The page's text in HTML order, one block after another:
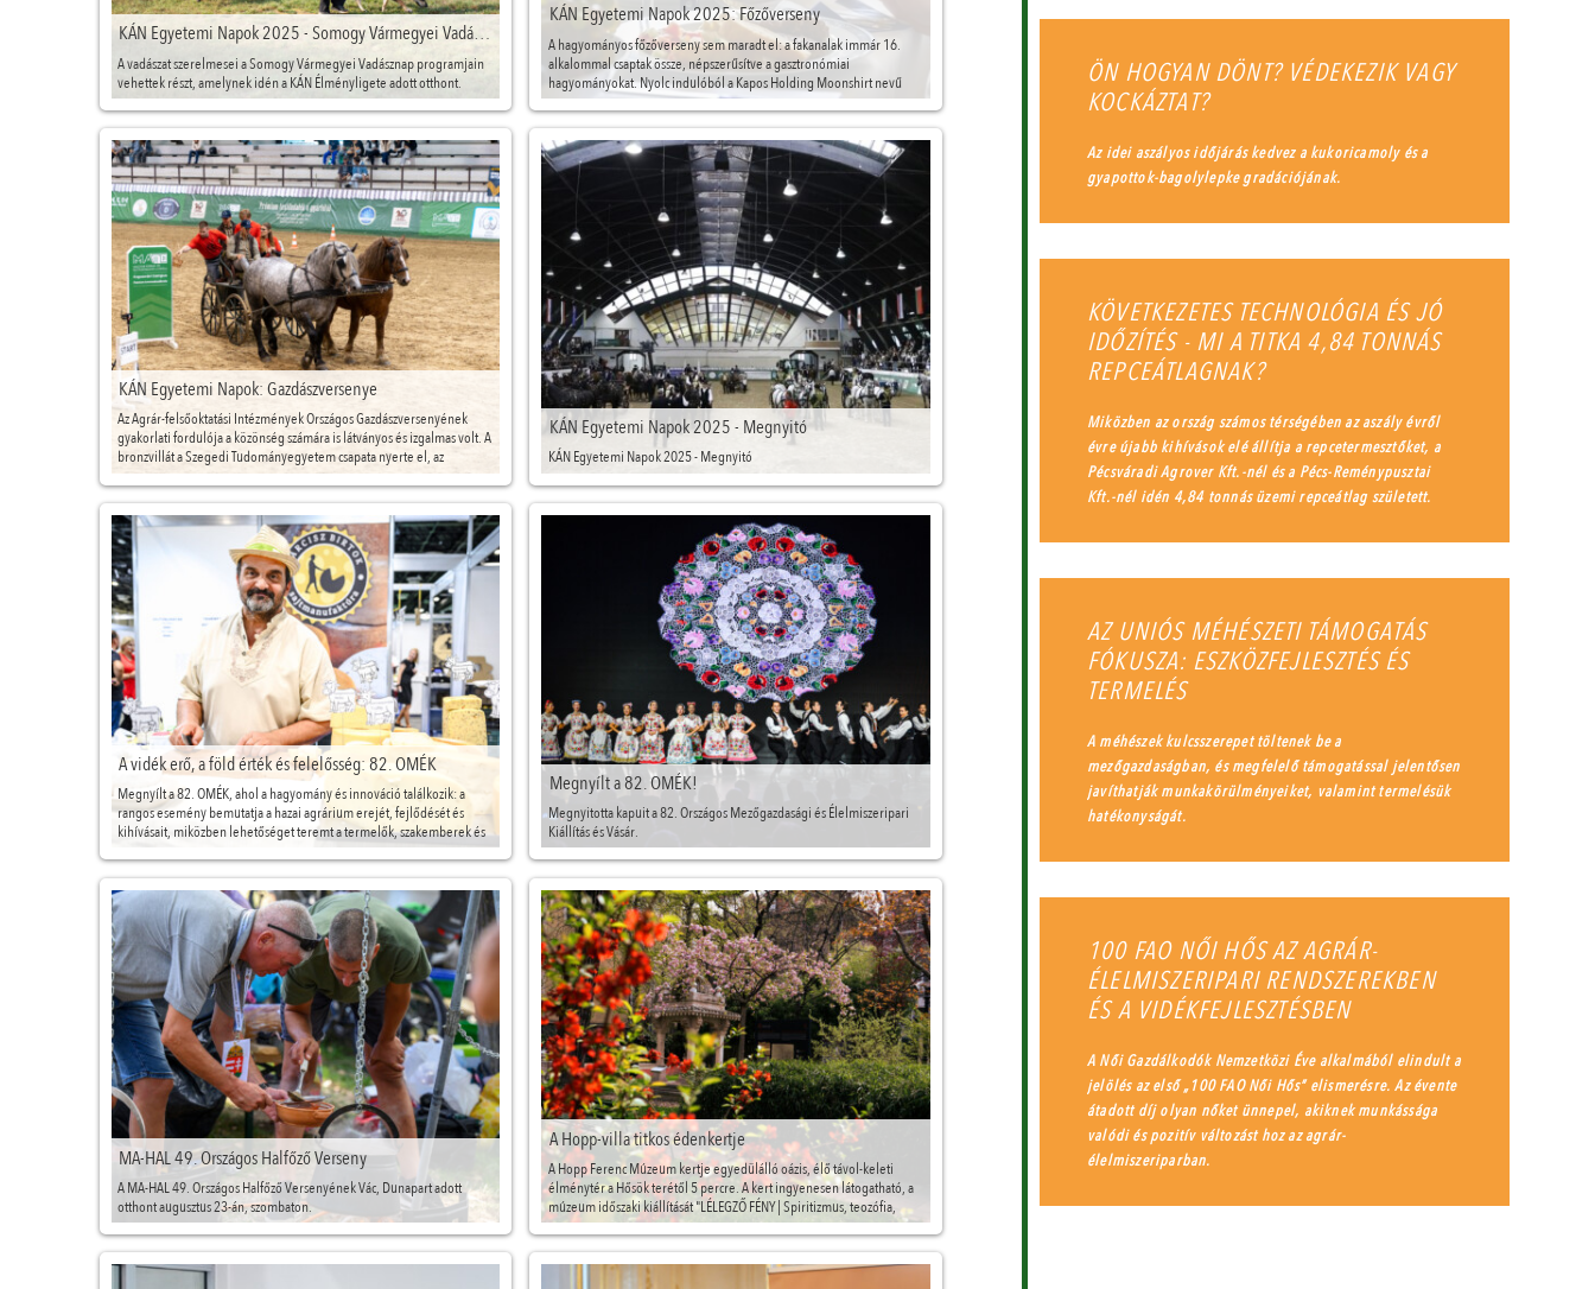
KÁN Egyetemi Napok 2025 - Somogy Vármegyei Vadásznap
A vadászat szerelmesei a Somogy Vármegyei Vadásznap programjain
vehettek részt, amelynek idén a KÁN Élményligete adott otthont.
KÁN Egyetemi Napok 2025: Főzőverseny
A hagyományos főzőverseny sem maradt el: a fakanalak immár 16.
alkalommal csaptak össze, népszerűsítve a gasztronómiai
hagyományokat. Nyolc indulóból a Kapos Holding Moonshirt nevű
szakmai csapata nyerte az idei KÁN főzőversenyét, akik a marhagulyás
után felszolgálták ez első helyezést érő aduászukat, a banánba tekert
steaket.
KÁN Egyetemi Napok: Gazdászversenye
Az Agrár-felsőoktatási Intézmények Országos Gazdászversenyének
gyakorlati fordulója a közönség számára is látványos és izgalmas volt. A
bronzvillát a Szegedi Tudományegyetem csapata nyerte el, az
ezüstvillát a MATE Georgikon Campus csapata, míg az aranyvilla –
immár harmadik éve – a MATE Szent István Campushoz került.
KÁN Egyetemi Napok 2025 - Megnyitó
KÁN Egyetemi Napok 2025 - Megnyitó
A vidék erő, a föld érték és felelősség: 82. OMÉK
Megnyílt a 82. OMÉK, ahol a hagyomány és innováció találkozik: a
rangos esemény bemutatja a hazai agrárium erejét, fejlődését és
kihívásait, miközben lehetőséget teremt a termelők, szakemberek és
Megnyílt a 82. OMÉK!
Megnyitotta kapuit a 82. Országos Mezőgazdasági és Élelmiszeripari
Kiállítás és Vásár.
MA-HAL 49. Országos Halfőző Verseny
A MA-HAL 49. Országos Halfőző Versenyének Vác, Dunapart adott
otthont augusztus 23-án, szombaton.
A Hopp-villa titkos édenkertje
A Hopp Ferenc Múzeum kertje egyedülálló oázis, élő távol-keleti
élménytér a Hősök terétől 5 percre. A kert ingyenesen látogatható, a
múzeum időszaki kiállítását "LÉLEGZŐ FÉNY | Spiritizmus, teozófia,
buddhizmus" címmel áprilisban nyitották meg.
ÖN HOGYAN DÖNT? VÉDEKEZIK VAGY
KOCKÁZTAT?
Az idei aszályos időjárás kedvez a kukoricamoly és a
gyapottok-bagolylepke gradációjának.
KÖVETKEZETES TECHNOLÓGIA ÉS JÓ
IDŐZÍTÉS - MI A TITKA 4,84 TONNÁS
REPCEÁTLAGNAK?
Miközben az ország számos térségében az aszály évről
évre újabb kihívások elé állítja a repcetermesztőket, a
Pécsváradi Agrover Kft.-nél és a Pécs-Reménypusztai
Kft.-nél idén 4,84 tonnás üzemi repceátlag született.
AZ UNIÓS MÉHÉSZETI TÁMOGATÁS
FÓKUSZA: ESZKÖZFEJLESZTÉS ÉS
TERMELÉS
A méhészek kulcsszerepet töltenek be a
mezőgazdaságban, és megfelelő támogatással jelentősen
javíthatják munkakörülményeiket, valamint termelésük
hatékonyságát.
100 FAO NŐI HŐS AZ AGRÁR-
ÉLELMISZERIPARI RENDSZEREKBEN
ÉS A VIDÉKFEJLESZTÉSBEN
A Női Gazdálkodók Nemzetközi Éve alkalmából elindult a
jelölés az első „100 FAO Női Hős” elismerésre. Az évente
átadott díj olyan nőket ünnepel, akiknek munkássága
valódi és pozitív változást hoz az agrár-
élelmiszeriparban.